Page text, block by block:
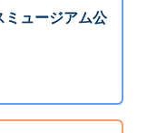
ミュージアム公